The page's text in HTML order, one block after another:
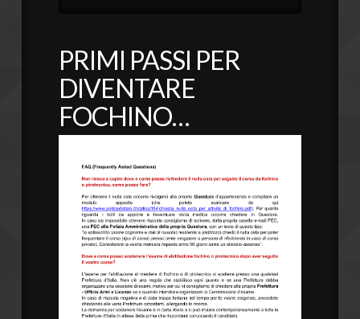
PRIMI PASSI PER
DIVENTARE
FOCHINO…